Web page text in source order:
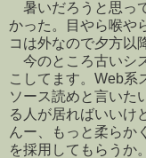
暑いだろうと思っ
かった。目やら喉や
コは外なので夕方以
今のところ古いシ
こしてます。Web系
ソース読めと言いた
る人が居ればいいけ
んー、もっと柔らか
を採用してもらうか